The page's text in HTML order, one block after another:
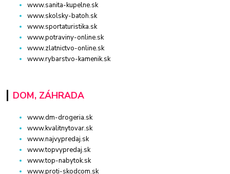
www.sanita-kupelne.sk
www.skolsky-batoh.sk
www.sportaturistika.sk
www.potraviny-online.sk
www.zlatnictvo-online.sk
www.rybarstvo-kamenik.sk
DOM, ZÁHRADA
www.dm-drogeria.sk
www.kvalitnytovar.sk
www.najvypredaj.sk
www.topvypredaj.sk
www.top-nabytok.sk
www.proti-skodcom.sk